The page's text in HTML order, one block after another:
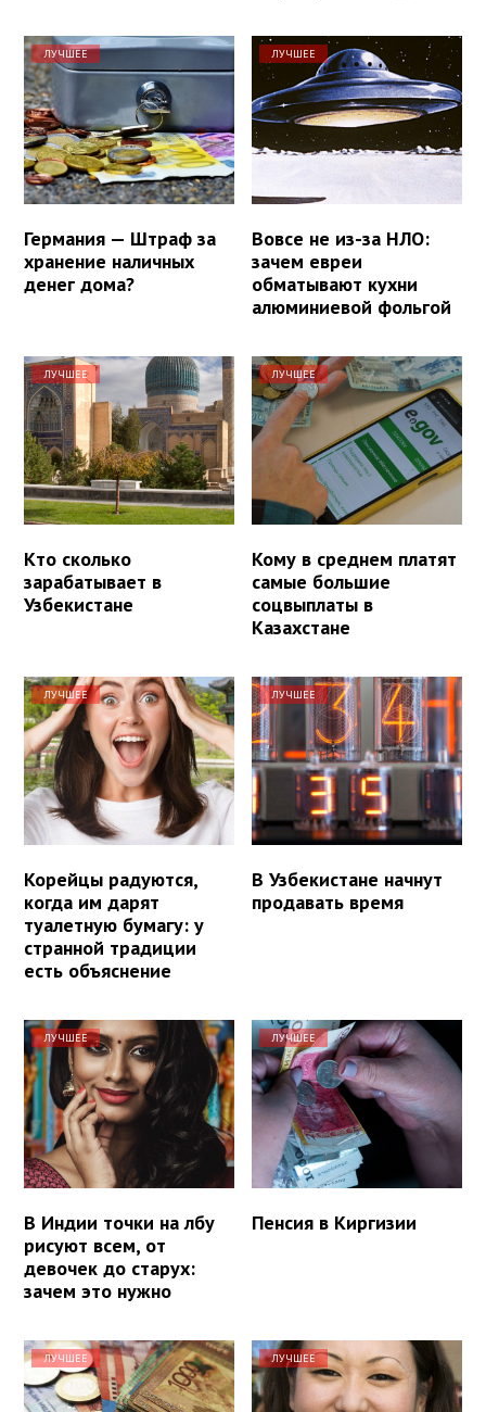
ЛУЧШЕЕ
Германия — Штраф за
хранение наличных
денег дома?
ЛУЧШЕЕ
Вовсе не из-за НЛО:
зачем евреи
обматывают кухни
алюминиевой фольгой
ЛУЧШЕЕ
Кто сколько
зарабатывает в
Узбекистане
ЛУЧШЕЕ
Кому в среднем платят
самые большие
соцвыплаты в
Казахстане
ЛУЧШЕЕ
Корейцы радуются,
когда им дарят
туалетную бумагу: у
странной традиции
есть объяснение
ЛУЧШЕЕ
В Узбекистане начнут
продавать время
ЛУЧШЕЕ
В Индии точки на лбу
рисуют всем, от
девочек до старух:
зачем это нужно
ЛУЧШЕЕ
Пенсия в Киргизии
ЛУЧШЕЕ ЛУЧШЕЕ